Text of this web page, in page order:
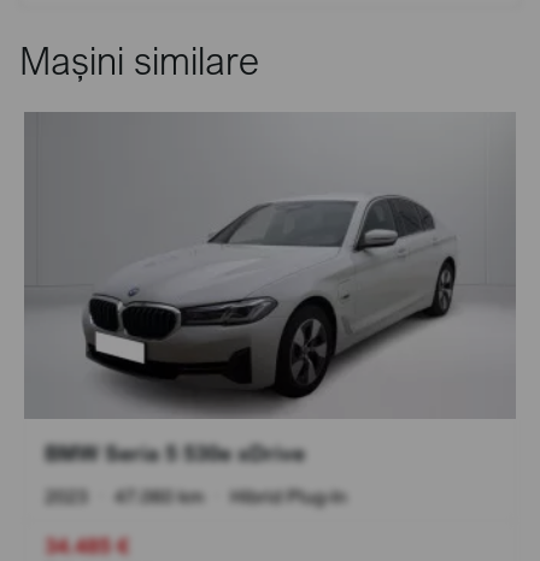
Mașini similare
BMW Seria 5 530e xDrive
2023 47.060 km Hibrid Plug-In
34.485 €